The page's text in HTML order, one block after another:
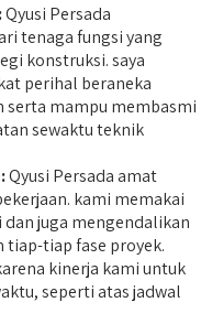
Qyusi Persada
tenaga fungsi yang
konstruksi. saya
perihal beraneka
serta mampu membasmi
sewaktu teknik
Qyusi Persada amat
kami memakai
juga mengendalikan
tiap fase proyek.
kinerja kami untuk
seperti atas jadwal